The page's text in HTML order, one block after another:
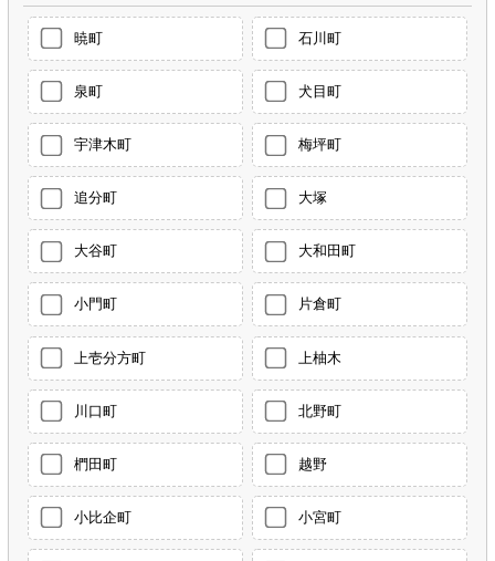
暁町 石川町
泉町 犬目町
宇津木町 梅坪町
追分町 大塚
大谷町 大和田町
小門町 片倉町
上壱分方町 上柚木
川口町 北野町
椚田町 越野
小比企町 小宮町